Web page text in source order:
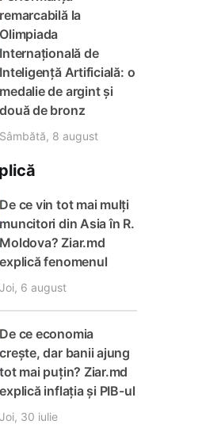
remarcabilă la
Olimpiada
Internațională de
Inteligență Artificială: o
medalie de argint și
două de bronz
Sâmbătă, 8 august
De ce vin tot mai mulți
muncitori din Asia în R.
Moldova? Ziar.md
explică fenomenul
Joi, 6 august
De ce economia
crește, dar banii ajung
tot mai puțin? Ziar.md
explică inflația și PIB-ul
Joi, 30 iulie